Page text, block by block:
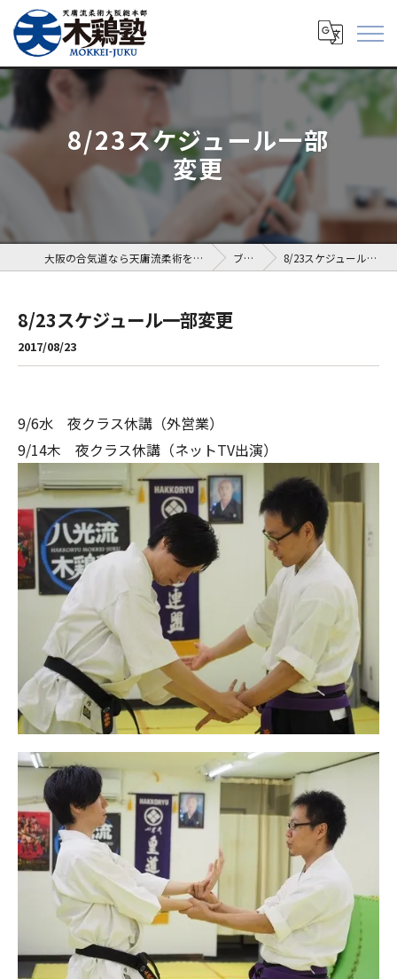
8/23スケジュール一部
変更
大阪の合気道なら天庸流柔術を学べる木鶏塾 ブログ 8/23スケジュール一部変更
8/23スケジュール一部変更
2017/08/23
9/6水 夜クラス休講（外営業）
9/14木 夜クラス休講（ネットTV出演）